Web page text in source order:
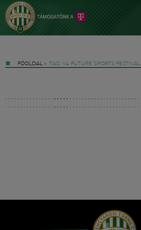
FŐOLDAL » TAG: V4 FUTURE SPORTS FESTIVAL
Hírek